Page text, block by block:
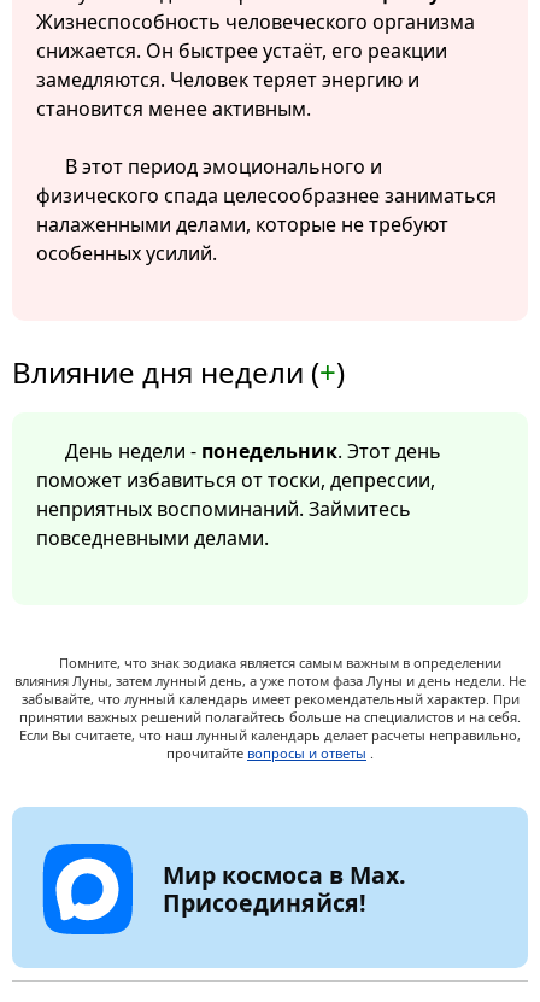
Жизнеспособность человеческого организма
снижается. Он быстрее устаёт, его реакции
замедляются. Человек теряет энергию и
становится менее активным.
В этот период эмоционального и
физического спада целесообразнее заниматься
налаженными делами, которые не требуют
особенных усилий.
Влияние дня недели (+)
День недели - понедельник. Этот день
поможет избавиться от тоски, депрессии,
неприятных воспоминаний. Займитесь
повседневными делами.
Помните, что знак зодиака является самым важным в определении
влияния Луны, затем лунный день, а уже потом фаза Луны и день недели. Не
забывайте, что лунный календарь имеет рекомендательный характер. При
принятии важных решений полагайтесь больше на специалистов и на себя.
Если Вы считаете, что наш лунный календарь делает расчеты неправильно,
прочитайте вопросы и ответы .
Мир космоса в Max.
Присоединяйся!